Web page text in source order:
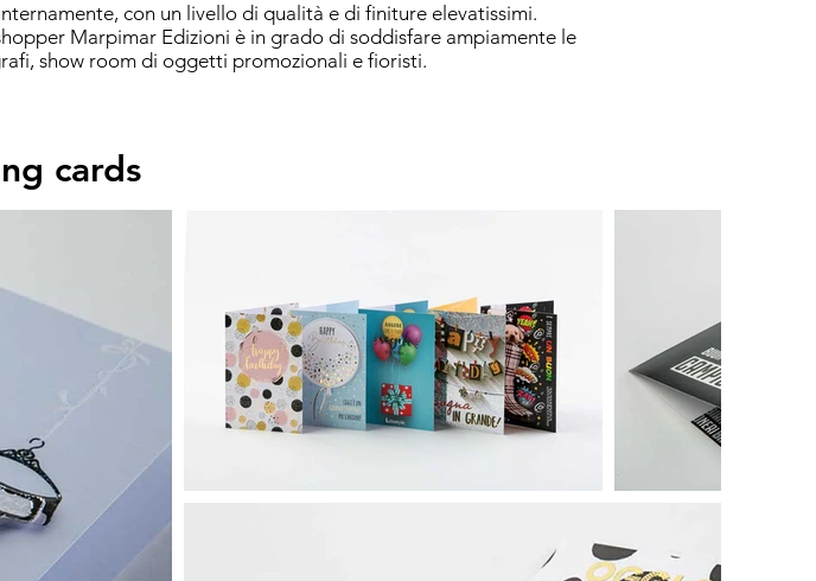
con un livello di qualità e di finiture elevatissimi.
Marpimar Edizioni è in grado di soddisfare ampiamente le
show room di oggetti promozionali e fioristi.
cards